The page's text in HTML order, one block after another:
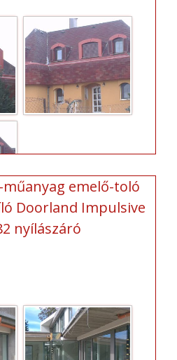
emelő-toló
Doorland Impulsive
nyílászáró